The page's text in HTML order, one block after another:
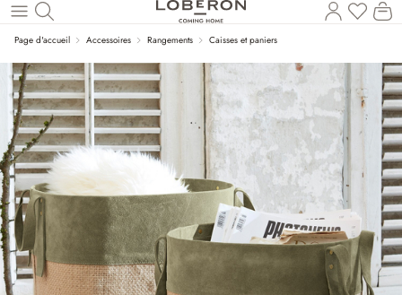
Revenir au contenu principal
Vous
Page d'accueil Accessoires Rangements Caisses et paniers